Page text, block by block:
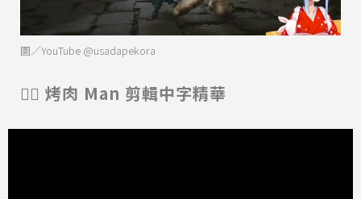
圖／YouTube @usadapekora
👯‍♀️ 烤肉 Man 剪輯中字精華